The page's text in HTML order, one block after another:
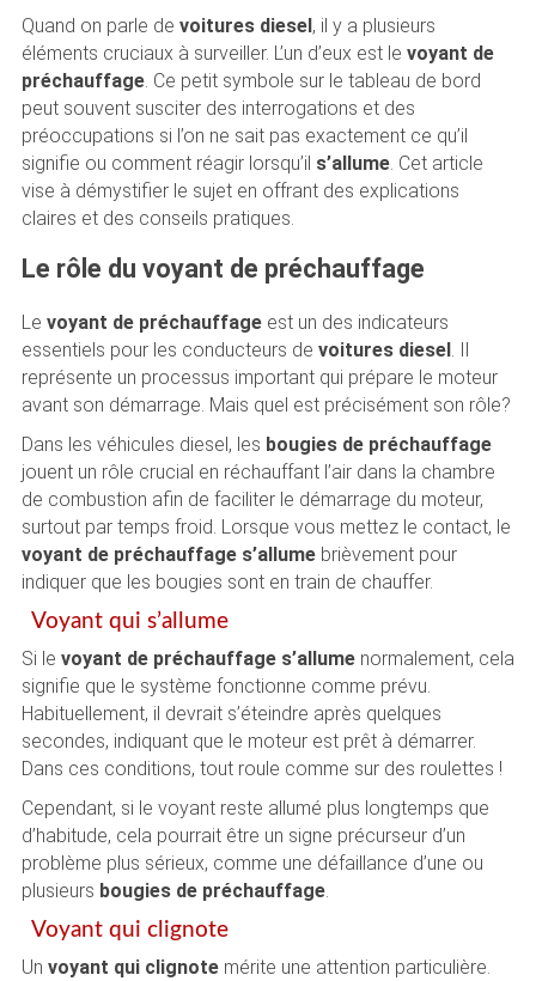
Quand on parle de voitures diesel , il y a plusieurs
éléments cruciaux à surveiller. L’un d’eux est le voyant de
préchauffage. Ce petit symbole sur le tableau de bord
peut souvent susciter des interrogations et des
préoccupations si l’on ne sait pas exactement ce qu’il
signifie ou comment réagir lorsqu’il s’allume. Cet article
vise à démystifier le sujet en offrant des explications
claires et des conseils pratiques.
Le rôle du voyant de préchauffage
Le voyant de préchauffageest un des indicateurs
essentiels pour les conducteurs de voitures diesel. Il
représente un processus important qui prépare le moteur
avant son démarrage. Mais quel est précisément son rôle?
Dans les véhicules diesel, les bougies de préchauffage
jouent un rôle crucial en réchauffant l’air dans la chambre
de combustion afin de faciliter le démarrage du moteur,
surtout par temps froid. Lorsque vous mettez le contact, le
voyant de préchauffage s’allumebrièvement pour
indiquer que les bougies sont en train de chauffer.
Voyant qui s’allume
Si le voyant de préchauffage s’allumenormalement, cela
signifie que le système fonctionne comme prévu.
Habituellement, il devrait s’éteindre après quelques
secondes, indiquant que le moteur est prêt à démarrer.
Dans ces conditions, tout roule comme sur des roulettes !
Cependant, si le voyant reste allumé plus longtemps que
d’habitude, cela pourrait être un signe précurseur d’un
problème plus sérieux, comme une défaillance d’une ou
plusieurs bougies de préchauffage.
Voyant qui clignote
Un voyant qui clignotemérite une attention particulière.